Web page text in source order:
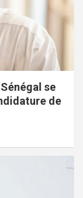
se
de